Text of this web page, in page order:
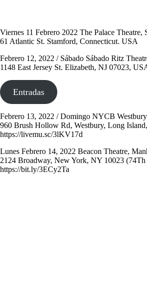
Viernes 11 Febrero 2022 The Palace
61 Atlantic St. Stamford, Connecticut. USA
Febrero 12, 2022 / Sábado Sábado Ritz
1148 East Jersey St. Elizabeth, NJ 07023,
Entradas
Febrero 13, 2022 / Domingo NYCB
960 Brush Hollow Rd, Westbury, Long
https://livemu.sc/3lKV17d
Lunes Febrero 14, 2022 Beacon Theatre,
2124 Broadway, New York, NY 10023
https://bit.ly/3ECy2Ta